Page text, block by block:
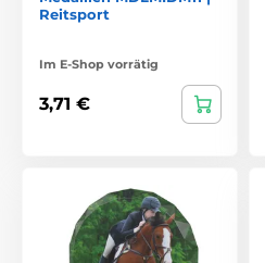
Reitsport
Im E-Shop vorrätig
3,71 €